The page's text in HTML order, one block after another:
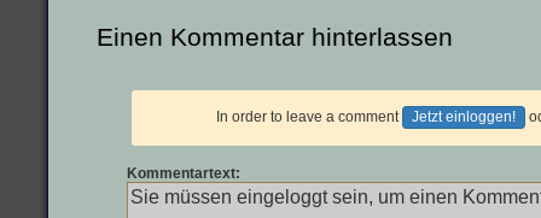
Einen Kommentar hinterlassen
In order to leave a comment Jetzt einloggen!
Kommentartext: